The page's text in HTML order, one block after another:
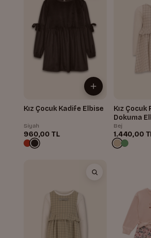
Kız Çocuk Kadife Elbise
Siyah
960,00 TL
Kız Çocuk
Dokuma
Takım
Bej
1.440,00